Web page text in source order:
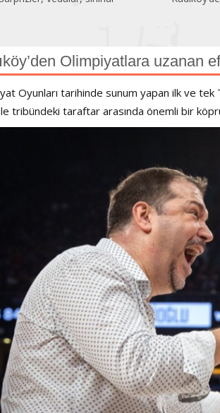
Olimpiyatlara uzanan
Oyunları tarihinde sunum yapan ilk ve
tribündeki taraftar arasında önemli bir